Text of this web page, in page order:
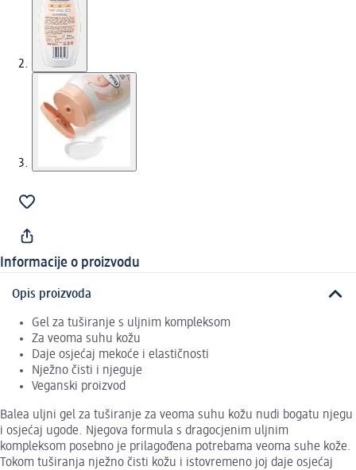
Informacije o proizvodu
Opis proizvoda
Gel za tuširanje s uljnim kompleksom
Za veoma suhu kožu
Daje osjećaj mekoće i elastičnosti
Nježno čisti i njeguje
Veganski proizvod
Balea uljni gel za tuširanje za veoma suhu kožu nudi bogatu njegu
i osjećaj ugode. Njegova formula s dragocjenim uljnim
kompleksom posebno je prilagođena potrebama veoma suhe kože.
Tokom tuširanja nježno čisti kožu i istovremeno joj daje osjećaj